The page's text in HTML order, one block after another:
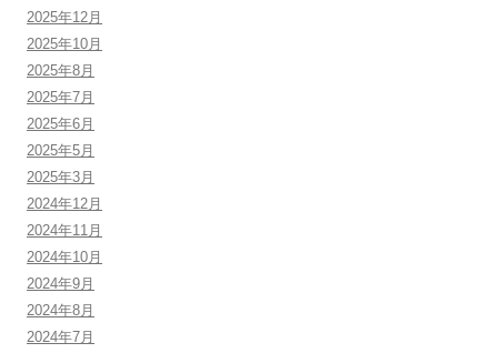
2025年12月
2025年10月
2025年8月
2025年7月
2025年6月
2025年5月
2025年3月
2024年12月
2024年11月
2024年10月
2024年9月
2024年8月
2024年7月